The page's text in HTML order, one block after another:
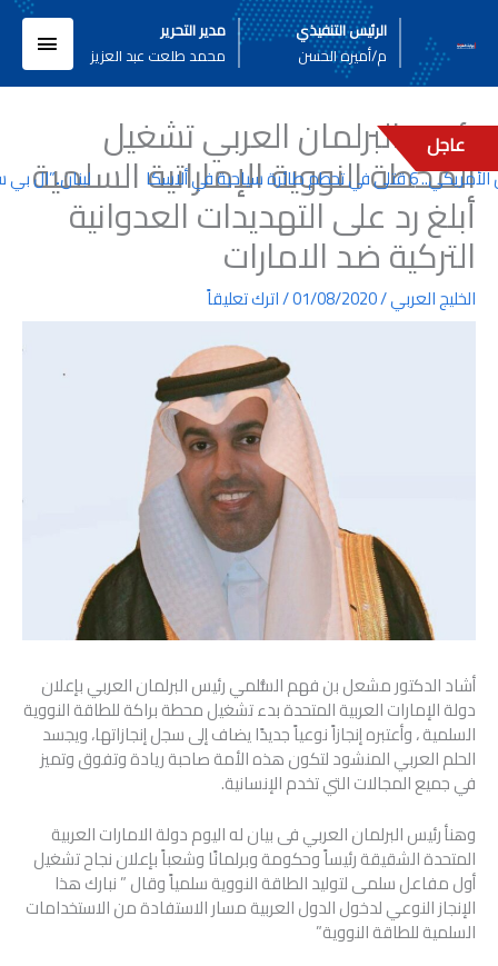
المحتوى
الرئيس التنفيذي
م/أميره الحسن
مدير التحرير
محمد طلعت عبد العزيز
عاجل
سياحية في ألاسكا لبنان..”ال بي
رئيس البرلمان العربي تشغيل
المحطة النووية الإماراتية السلمية
أبلغ رد على التهديدات العدوانية
التركية ضد الامارات
الخليج العربي/
01/08/2020
/اترك تعليقاً
أشاد الدكتور مشعل بن فهم السُّلمي رئيس البرلمان العربي بإعلان
دولة الإمارات العربية المتحدة بدء تشغيل محطة براكة للطاقة النووية
السلمية ، وأعتبره إنجازاً نوعياً جديدًا يضاف إلى سجل إنجازاتها، ويجسد
الحلم العربي المنشود لتكون هذه الأمة صاحبة ريادة وتفوق وتميز
في جميع المجالات التي تخدم الإنسانية.
وهنأ رئيس البرلمان العربي فى بيان له اليوم دولة الامارات العربية
المتحدة الشقيقة رئيساً وحكومة وبرلمانًا وشعباً بإعلان نجاح تشغيل
أول مفاعل سلمى لتوليد الطاقة النووية سلمياً وقال ” نبارك هذا
الإنجاز النوعي لدخول الدول العربية مسار الاستفادة من الاستخدامات
السلمية للطاقة النووية”